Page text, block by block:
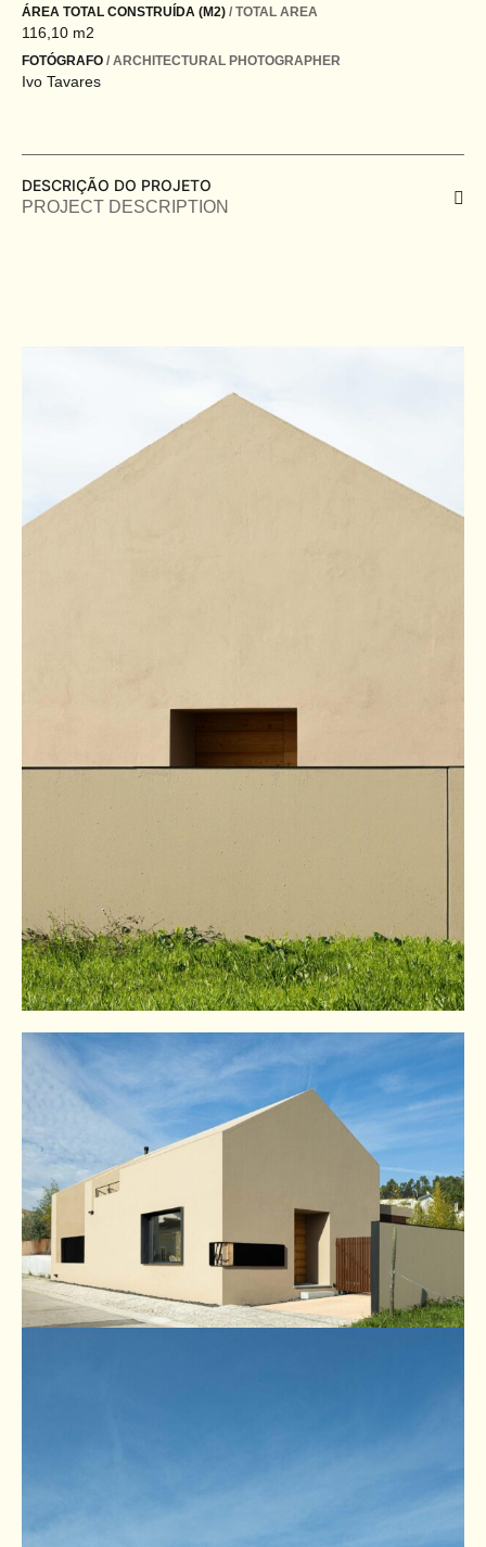
ÁREA TOTAL CONSTRUÍDA (M2) / TOTAL AREA
116,10 m2
FOTÓGRAFO / ARCHITECTURAL PHOTOGRAPHER
Ivo Tavares
DESCRIÇÃO DO PROJETO
PROJECT DESCRIPTION